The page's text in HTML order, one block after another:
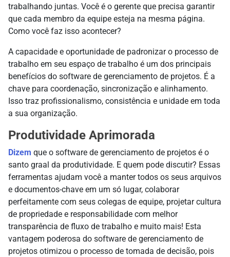
trabalhando juntas. Você é o gerente que precisa garantir
que cada membro da equipe esteja na mesma página.
Como você faz isso acontecer?
A capacidade e oportunidade de padronizar o processo de
trabalho em seu espaço de trabalho é um dos principais
benefícios do software de gerenciamento de projetos. É a
chave para coordenação, sincronização e alinhamento.
Isso traz profissionalismo, consistência e unidade em toda
a sua organização.
Produtividade Aprimorada
Dizem que o software de gerenciamento de projetos é o
santo graal da produtividade. E quem pode discutir? Essas
ferramentas ajudam você a manter todos os seus arquivos
e documentos-chave em um só lugar, colaborar
perfeitamente com seus colegas de equipe, projetar cultura
de propriedade e responsabilidade com melhor
transparência de fluxo de trabalho e muito mais! Esta
vantagem poderosa do software de gerenciamento de
projetos otimizou o processo de tomada de decisão, pois